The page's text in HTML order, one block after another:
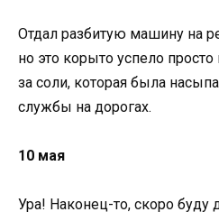
Отдал разбитую машину на
но это корыто успело
за соли, которая была
службы на дорогах.
10 мая
Ура! Наконец-то, скоро буду